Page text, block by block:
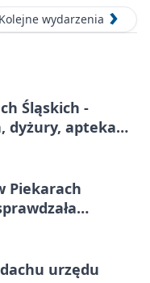
Kolejne wydarzenia
Śląskich -
dyżury, apteka
Piekarach
urzędu